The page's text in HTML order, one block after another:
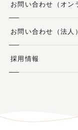
お問い合わせ（オン
お問い合わせ（法人）
採用情報